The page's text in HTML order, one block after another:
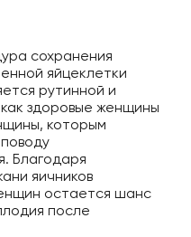
сохранения
яйцеклетки
рутинной и
здоровые женщины
которым
Благодаря
яичников
остается шанс
после